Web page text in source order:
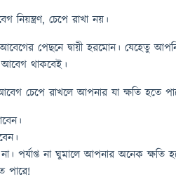
নিয়ন্ত্রণ, চেপে রাখা নয়।
পেছনে দ্বায়ী হরমোন। যেহেতু
আবেগ থাকবেই।
চেপে রাখলে আপনার যা ক্ষতি হতে
পর্যাপ্ত না ঘুমালে আপনার অনেক ক্ষতি
পারে!